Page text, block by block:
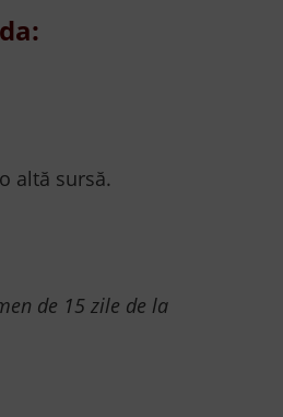
altă sursă.
de 15 zile de la